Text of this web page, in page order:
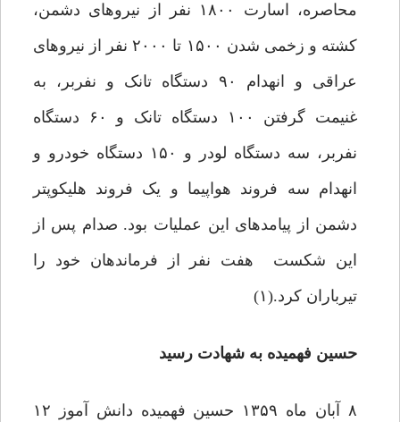
محاصره، اسارت ۱۸۰۰ نفر از نیروهای دشمن،
کشته و زخمی شدن ۱۵۰۰ تا ۲۰۰۰ نفر از نیروهای
عراقی و انهدام ۹۰ دستگاه تانک و نفربر، به
غنیمت گرفتن ۱۰۰ دستگاه تانک و ۶۰ دستگاه
نفربر، سه دستگاه لودر و ۱۵۰ دستگاه خودرو و
انهدام سه فروند هواپیما و یک فروند هلیکوپتر
دشمن از پیامدهای این عملیات بود. صدام پس از
این شکست هفت نفر از فرماندهان خود‌ را
تیرباران کرد.(۱)
حسین فهمیده به شهادت رسید
۸ آبان ماه ۱۳۵۹ حسین فهمیده دانش آموز ۱۲